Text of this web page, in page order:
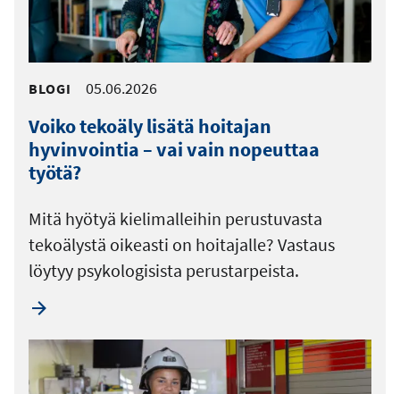
BLOGI 05.06.2026
Voiko tekoäly lisätä hoitajan
hyvinvointia – vai vain nopeuttaa
työtä?
Mitä hyötyä kielimalleihin perustuvasta
tekoälystä oikeasti on hoitajalle? Vastaus
löytyy psykologisista perustarpeista.